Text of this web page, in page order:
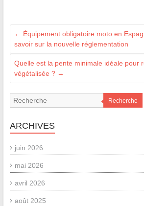
← Équipement obligatoire moto en
savoir sur la nouvelle réglementation
Quelle est la pente minimale idéale pour
végétalisée ? →
Recherche
ARCHIVES
juin 2026
mai 2026
avril 2026
août 2025